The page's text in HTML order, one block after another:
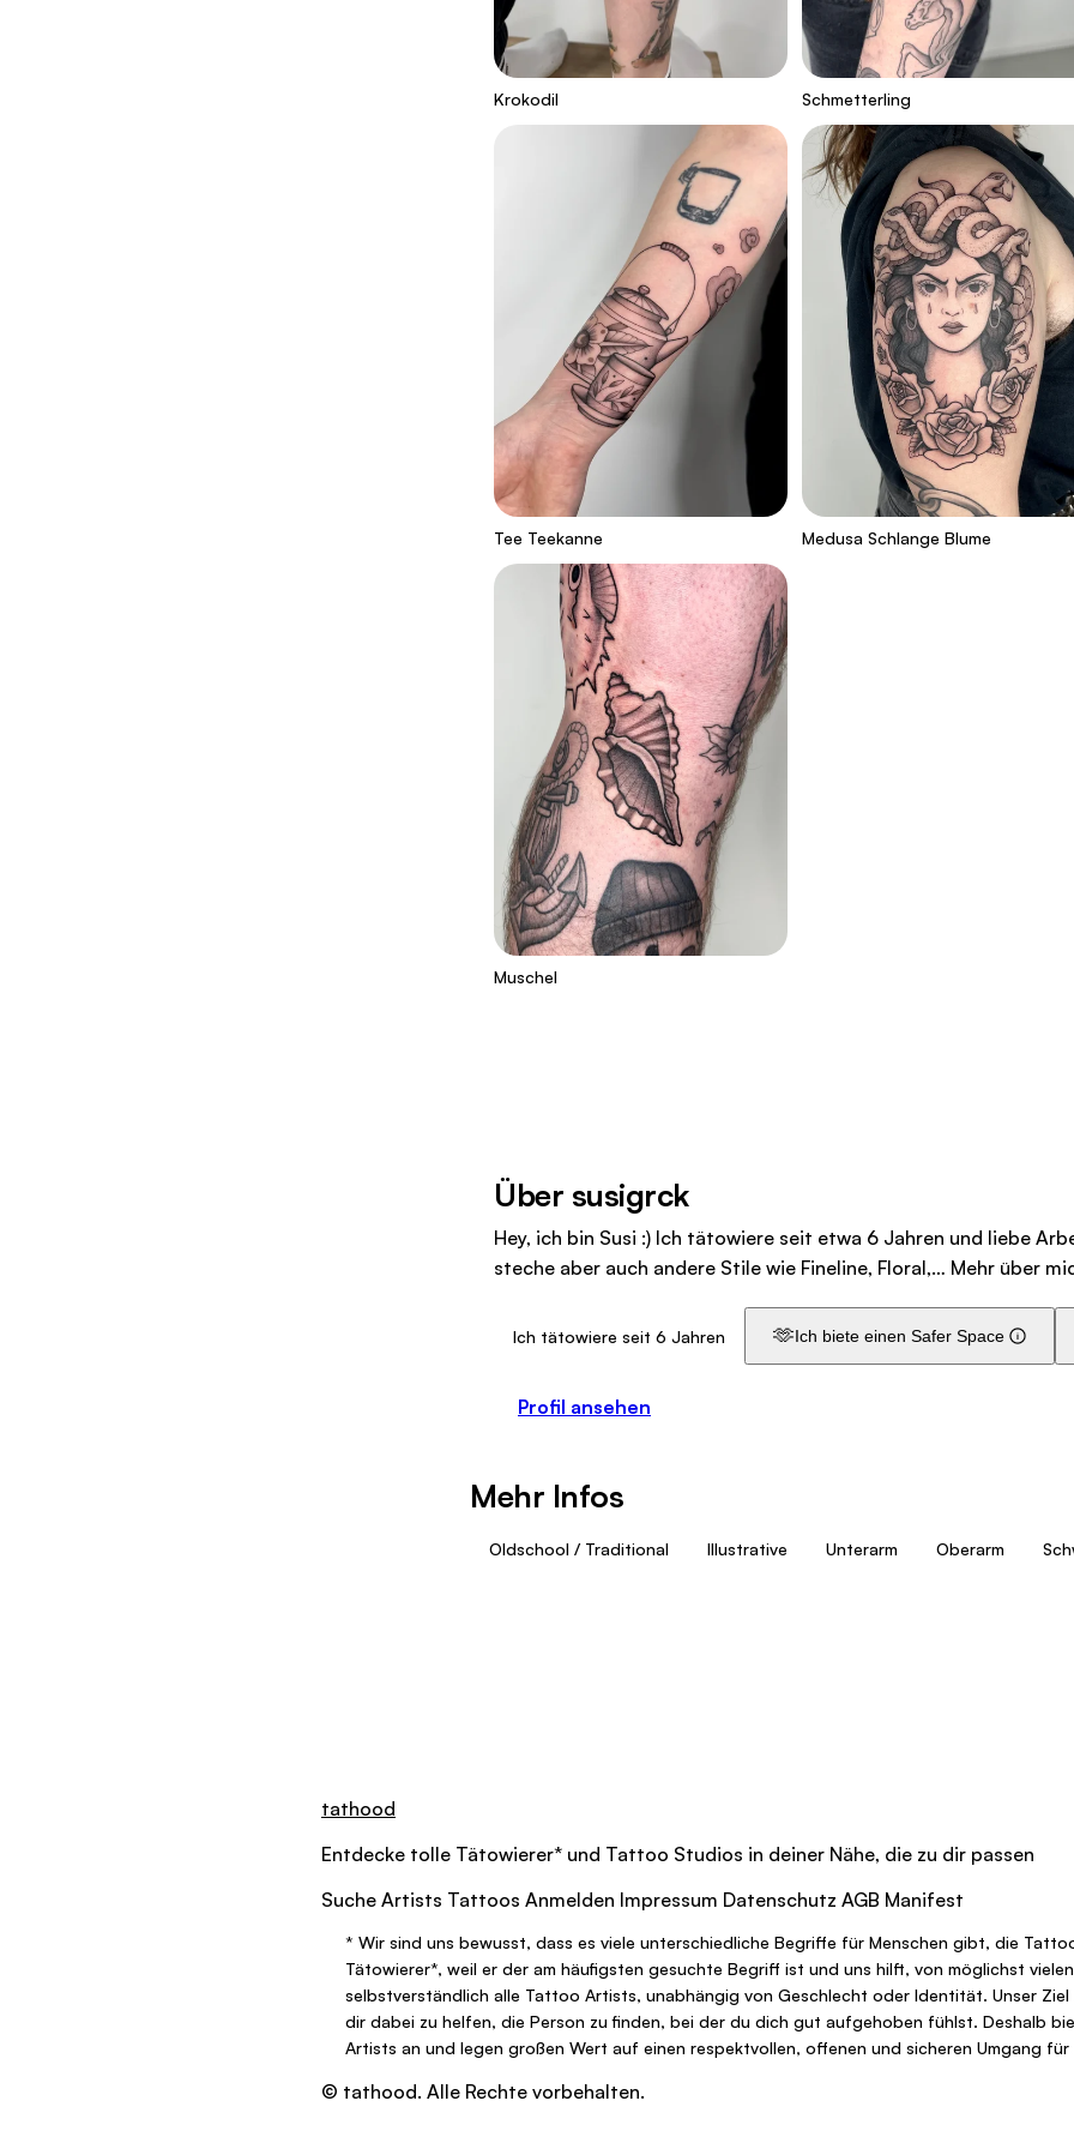
Krokodil Schmetterling
Tee Teekanne Medusa Schlange Blume
Muschel
Über susigrck
Hey, ich bin Susi :) Ich tätowiere seit etwa 6 Jahren und liebe
steche aber auch andere Stile wie Fineline, Floral,… Mehr über
Ich tätowiere seit 6 Jahren 🫶Ich biete einen Safer Space
Profil ansehen
Mehr Infos
Oldschool / Traditional Illustrative Unterarm Oberarm
tathood
Entdecke tolle Tätowierer* und Tattoo Studios in deiner Nähe, die zu dir passen
Suche Artists Tattoos Anmelden Impressum Datenschutz AGB Manifest
* Wir sind uns bewusst, dass es viele unterschiedliche Begriffe für Menschen gibt, die
Tätowierer*, weil er der am häufigsten gesuchte Begriff ist und uns hilft, von möglichst
selbstverständlich alle Tattoo Artists, unabhängig von Geschlecht oder Identität. Unser
dir dabei zu helfen, die Person zu finden, bei der du dich gut aufgehoben fühlst. Deshalb
Artists an und legen großen Wert auf einen respektvollen, offenen und sicheren Umgang für
© tathood. Alle Rechte vorbehalten.